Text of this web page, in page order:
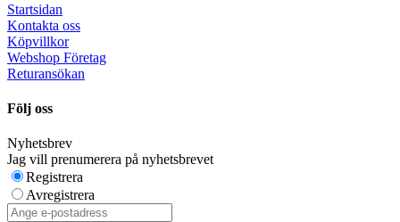
Startsidan
Kontakta oss
Köpvillkor
Webshop Företag
Returansökan
Följ oss
Nyhetsbrev
Jag vill prenumerera på nyhetsbrevet
Registrera
Avregistrera